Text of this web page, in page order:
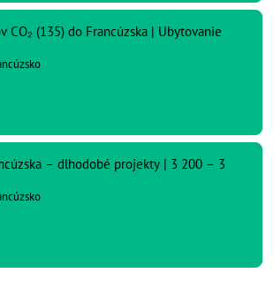
CO₂ (135) do Francúzska | Ubytovanie
– dlhodobé projekty | 3 200 – 3